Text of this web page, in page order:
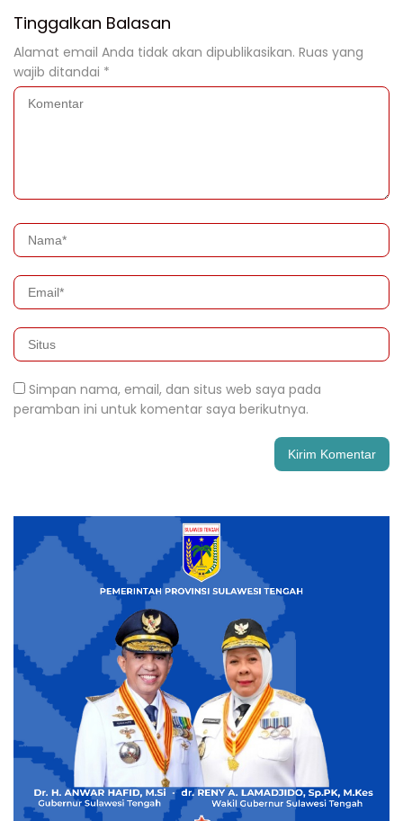
Tinggalkan Balasan
Alamat email Anda tidak akan dipublikasikan. Ruas yang
wajib ditandai *
Simpan nama, email, dan situs web saya pada
peramban ini untuk komentar saya berikutnya.